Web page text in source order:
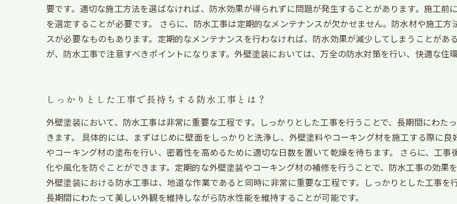
要です。適切な施工方法を選ばなければ、防水効果が得られずに問題が発生することがあります。施工前
を選定することが必要です。 さらに、防水工事は定期的なメンテナンスが欠かせません。防水材や施工
スが必要なものもあります。定期的なメンテナンスを行わなければ、防水効果が減少してしまうことがあ
が、防水工事で注意すべきポイントになります。外壁塗装においては、万全の防水対策を行い、快適な住
しっかりとした工事で長持ちする防水工事とは？
外壁塗装において、防水工事は非常に重要な工程です。しっかりとした工事を行うことで、長期間にわた
きます。 具体的には、まずはじめに壁面をしっかりと洗浄し、外壁塗料やコーキング材を施工する際に
やコーキング材の塗布を行い、密着性を高めるために適切な日数を置いて乾燥を待ちます。 さらに、工
化や風化を防ぐことができます。定期的な外壁塗装やコーキング材の補修を行うことで、防水工事の効果
外壁塗装における防水工事は、地道な作業であると同時に非常に重要な工程です。しっかりとした工事を
長期間にわたって美しい外観を維持しながら防水性能を維持することが可能です。